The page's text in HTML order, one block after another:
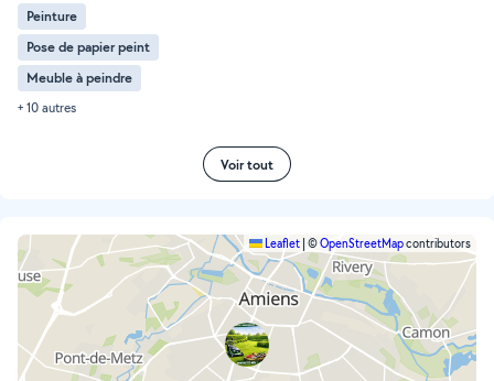
Peinture
Pose de papier peint
Meuble à peindre
+ 10 autres
Voir tout
Leaflet ©OpenStreetMapcontributors